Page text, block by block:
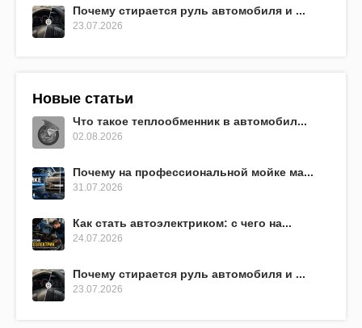
Почему стирается руль автомобиля и ...
23.07.2026
Новые статьи
Что такое теплообменник в автомобил...
02.08.2026
Почему на профессиональной мойке ма...
31.07.2026
Как стать автоэлектриком: с чего на...
24.07.2026
Почему стирается руль автомобиля и ...
23.07.2026